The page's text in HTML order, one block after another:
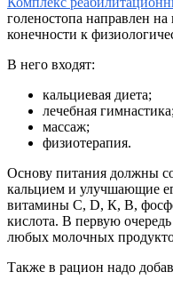
голеностопа направлен
конечности к
В него входят:
кальциевая диета;
лечебная гимнастика;
массаж;
физиотерапия.
Основу питания должны
кальцием и улучшающие
витамины С, D, К, В,
кислота. В первую
любых молочных
Также в рацион надо